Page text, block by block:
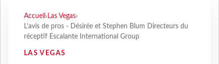
Accueil › Las Vegas›
L’avis de pros - Désirée et Stephen Blum Directeurs du
réceptif Escalante International Group
LAS VEGAS